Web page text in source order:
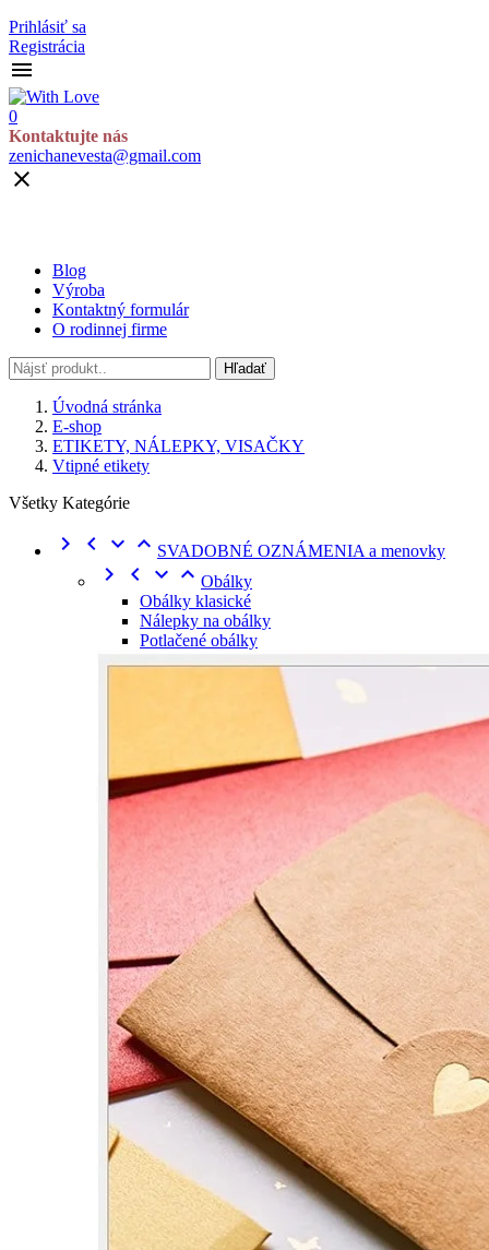
Prihlásiť sa
Registrácia

0
Kontaktujte nás
zenichanevesta@gmail.com

Blog
Výroba
Kontaktný formulár
O rodinnej firme
Hľadať
Úvodná stránka
E-shop
ETIKETY, NÁLEPKY, VISAČKY
Vtipné etikety
Všetky Kategórie
    SVADOBNÉ OZNÁMENIA a menovky
    Obálky
Obálky klasické
Nálepky na obálky
Potlačené obálky